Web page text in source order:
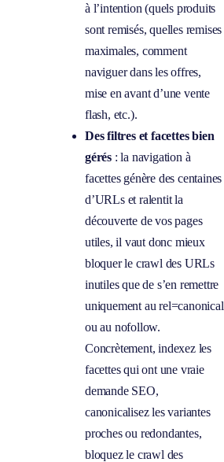
à l’intention (quels produits
sont remisés, quelles remises
maximales, comment
naviguer dans les offres,
mise en avant d’une vente
flash, etc.).
Des filtres et facettes bien
gérés: la navigation à
facettes génère des centaines
d’URLs et ralentit la
découverte de vos pages
utiles, il vaut donc mieux
bloquer le crawl des URLs
inutiles que de s’en remettre
uniquement au rel=canonical
ou au nofollow.
Concrètement, indexez les
facettes qui ont une vraie
demande SEO,
canonicalisez les variantes
proches ou redondantes,
bloquez le crawl des